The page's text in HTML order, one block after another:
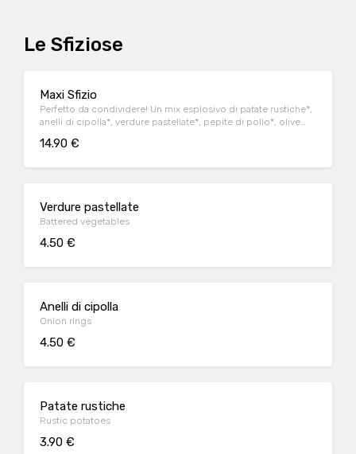
Le Sfiziose
Maxi Sfizio
Perfetto da condividere! Un mix esplosivo di patate rustiche*,
anelli di cipolla*, verdure pastellate*, pepite di pollo*, olive
14.90 €
Verdure pastellate
Battered vegetables
4.50 €
Anelli di cipolla
Onion rings
4.50 €
Patate rustiche
Rustic potatoes
3.90 €